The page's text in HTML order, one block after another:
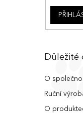
Důležité
O
Ruční
O